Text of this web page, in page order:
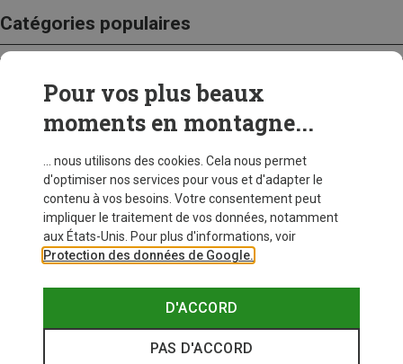
Catégories populaires
CRAMPONS
Pour vos plus beaux
moments en montagne...
... nous utilisons des cookies. Cela nous permet
d'optimiser nos services pour vous et d'adapter le
contenu à vos besoins. Votre consentement peut
impliquer le traitement de vos données, notamment
aux États-Unis. Pour plus d'informations, voir
Protection des données de Google.
D'ACCORD
PAS D'ACCORD